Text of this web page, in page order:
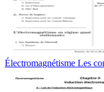
Électromagnétisme Les